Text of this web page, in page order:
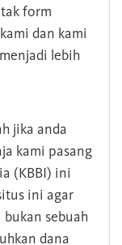
form
dan kami
lebih
jika anda
kami pasang
(KBBI) ini
ini agar
sebuah
dana